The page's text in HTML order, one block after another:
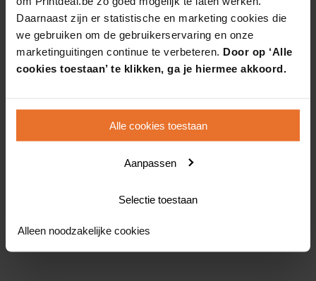
Daarnaast zijn er statistische en marketing cookies die
we gebruiken om de gebruikerservaring en onze
marketinguitingen continue te verbeteren. Door op ‘Alle
cookies toestaan’ te klikken, ga je hiermee akkoord.
Alle cookies toestaan
Aanpassen
Selectie toestaan
Alleen noodzakelijke cookies